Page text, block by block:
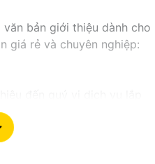
bản giới thiệu dành cho
giá rẻ và chuyên nghiệp:
chuyên nghiệp cho dự án
lĩnh vực lắp đặt camera an